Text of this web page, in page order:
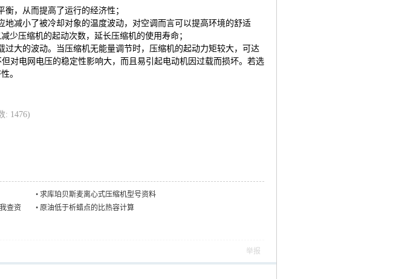
，从而提高了运行的经济性；
地减小了被冷却对象的温度波动，对空调而言可以提高环境的舒适
少压缩机的起动次数，延长压缩机的使用寿命；
过大的波动。当压缩机无能量调节时，压缩机的起动力矩较大，可达
对电网电压的稳定性影响大，而且易引起电动机因过载而损坏。若选
。
: 1476)
• 求库珀贝斯麦离心式压缩机型号资料
查资
• 原油低于析蜡点的比热容计算
举报